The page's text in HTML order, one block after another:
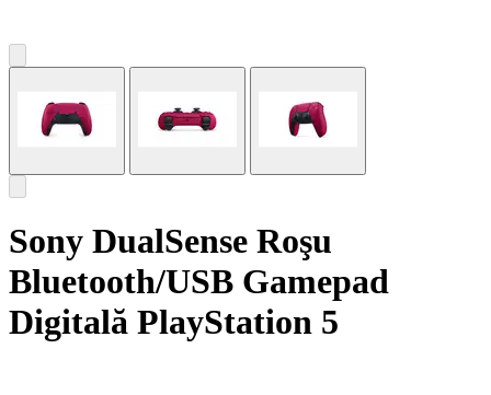
Sony DualSense Roşu
Bluetooth/USB Gamepad
Digitală PlayStation 5